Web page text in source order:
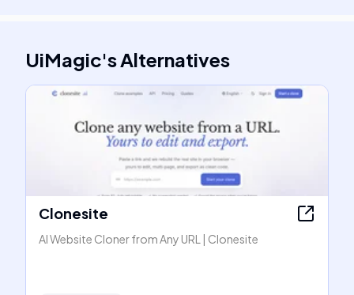
UiMagic'sAlternatives
Clonesite
AI Website Cloner from Any URL | Clonesite